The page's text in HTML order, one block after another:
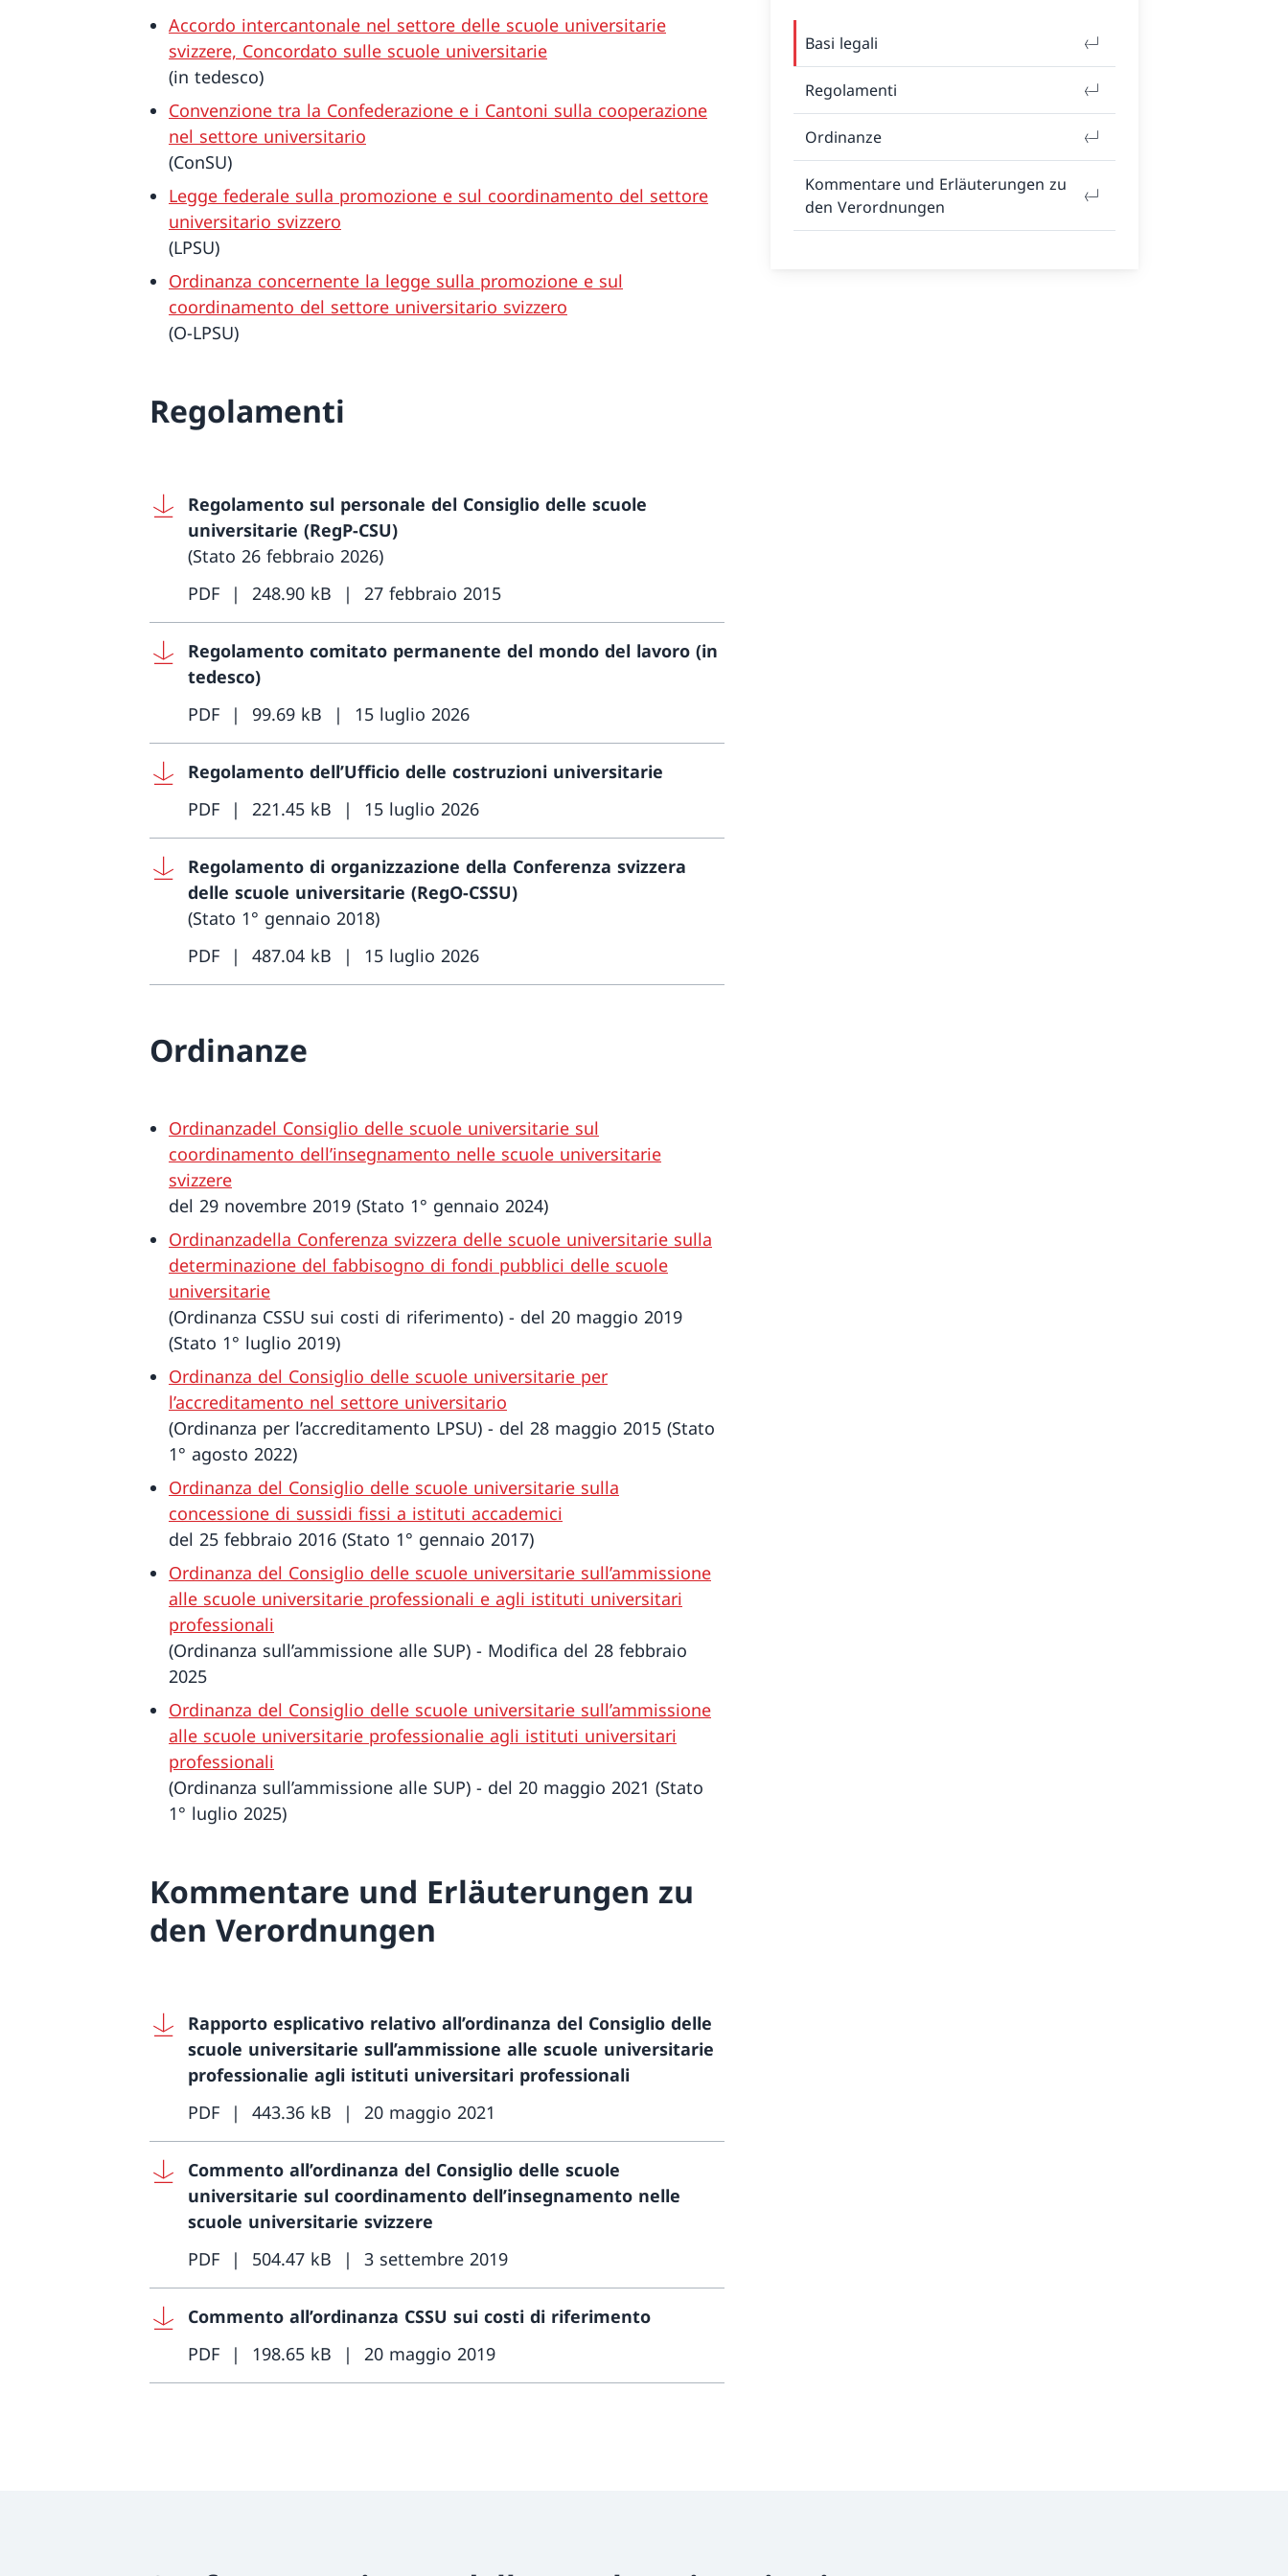
Accordo intercantonale nel settore delle scuole universitarie
svizzere, Concordato sulle scuole universitarie
(in tedesco)
Convenzione tra la Confederazione e i Cantoni sulla cooperazione
nel settore universitario
(ConSU)
Legge federale sulla promozione e sul coordinamento del settore
universitario svizzero
(LPSU)
Ordinanza concernente la legge sulla promozione e sul
coordinamento del settore universitario svizzero
(O-LPSU)
Regolamenti
Regolamento sul personale del Consiglio delle scuole
universitarie (RegP-CSU)
(Stato 26 febbraio 2026)
PDF
248.90 kB 27 febbraio 2015
Regolamento comitato permanente del mondo del lavoro (in
tedesco)
PDF
99.69 kB 15 luglio 2026
Regolamento dell’Ufficio delle costruzioni universitarie
PDF
221.45 kB 15 luglio 2026
Regolamento di organizzazione della Conferenza svizzera
delle scuole universitarie (RegO-CSSU)
(Stato 1° gennaio 2018)
PDF
487.04 kB 15 luglio 2026
Ordinanze
Ordinanzadel Consiglio delle scuole universitarie sul
coordinamento dell’insegnamento nelle scuole universitarie
svizzere
del 29 novembre 2019 (Stato 1° gennaio 2024)
Ordinanzadella Conferenza svizzera delle scuole universitarie sulla
determinazione del fabbisogno di fondi pubblici delle scuole
universitarie
(Ordinanza CSSU sui costi di riferimento) - del 20 maggio 2019
(Stato 1° luglio 2019)
Ordinanza del Consiglio delle scuole universitarie per
l’accreditamento nel settore universitario
(Ordinanza per l’accreditamento LPSU) - del 28 maggio 2015 (Stato
1° agosto 2022)
Ordinanza del Consiglio delle scuole universitarie sulla
concessione di sussidi fissi a istituti accademici
del 25 febbraio 2016 (Stato 1° gennaio 2017)
Ordinanza del Consiglio delle scuole universitarie sull’ammissione
alle scuole universitarie professionali e agli istituti universitari
professionali
(Ordinanza sull’ammissione alle SUP) - Modifica del 28 febbraio
2025
Ordinanza del Consiglio delle scuole universitarie sull’ammissione
alle scuole universitarie professionalie agli istituti universitari
professionali
(Ordinanza sull’ammissione alle SUP) - del 20 maggio 2021 (Stato
1° luglio 2025)
Kommentare und Erläuterungen zu
den Verordnungen
Rapporto esplicativo relativo all’ordinanza del Consiglio delle
scuole universitarie sull’ammissione alle scuole universitarie
professionalie agli istituti universitari professionali
PDF
443.36 kB 20 maggio 2021
Commento all’ordinanza del Consiglio delle scuole
universitarie sul coordinamento dell’insegnamento nelle
scuole universitarie svizzere
PDF
504.47 kB 3 settembre 2019
Commento all’ordinanza CSSU sui costi di riferimento
PDF
198.65 kB 20 maggio 2019
Basi legali
Regolamenti
Ordinanze
Kommentare und Erläuterungen zu
den Verordnungen